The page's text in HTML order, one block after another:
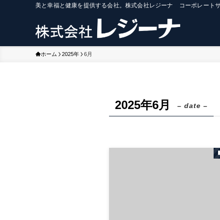
美と幸福と健康を提供する会社。株式会社レジーナ コーポレート
ホーム 2025年 6月
2025年6月 – date –